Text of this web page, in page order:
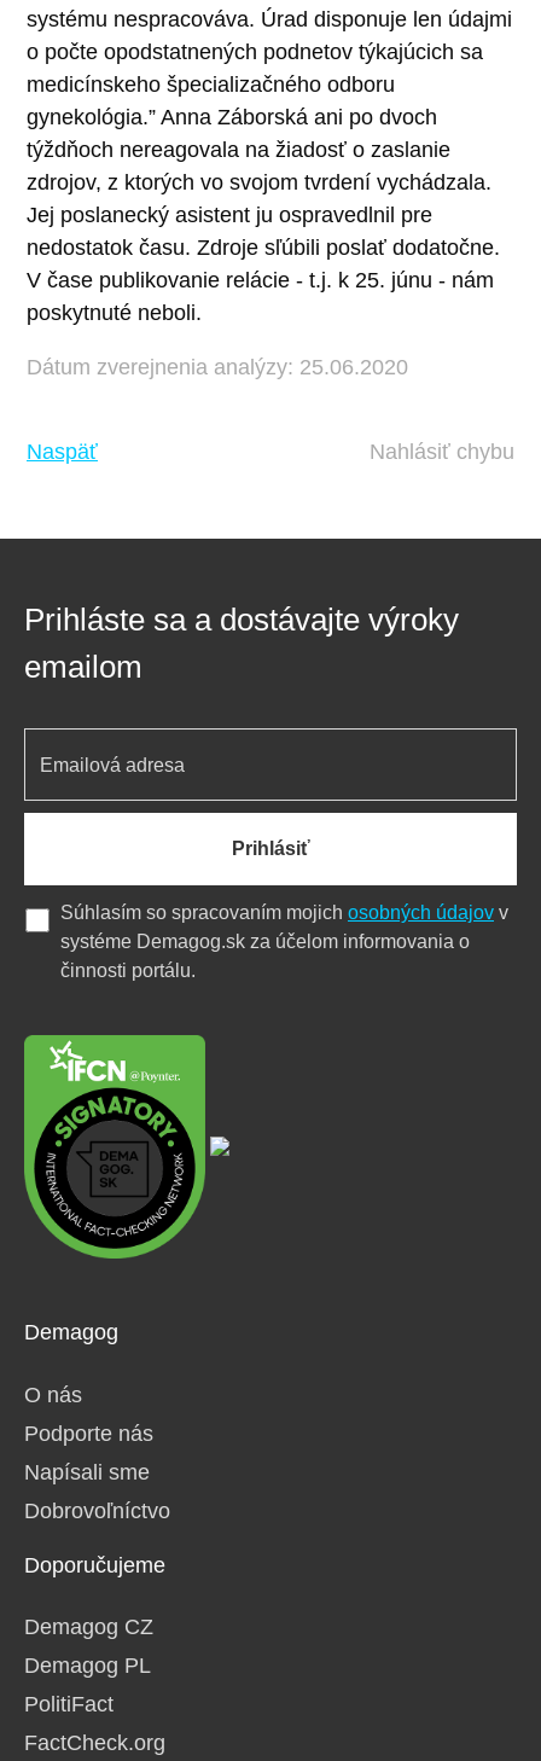
systému nespracováva. Úrad disponuje len údajmi
o počte opodstatnených podnetov týkajúcich sa
medicínskeho špecializačného odboru
gynekológia.” Anna Záborská ani po dvoch
týždňoch nereagovala na žiadosť o zaslanie
zdrojov, z ktorých vo svojom tvrdení vychádzala.
Jej poslanecký asistent ju ospravedlnil pre
nedostatok času. Zdroje sľúbili poslať dodatočne.
V čase publikovanie relácie - t.j. k 25. júnu - nám
poskytnuté neboli.
Dátum zverejnenia analýzy: 25.06.2020
Naspäť Nahlásiť chybu
Demagog
O nás
Podporte nás
Napísali sme
Dobrovoľníctvo
Doporučujeme
Demagog CZ
Demagog PL
PolitiFact
FactCheck.org
Prihláste sa a dostávajte výroky
emailom
Prihlásiť
Súhlasím so spracovaním mojich osobných údajov v
systéme Demagog.sk za účelom informovania o
činnosti portálu.